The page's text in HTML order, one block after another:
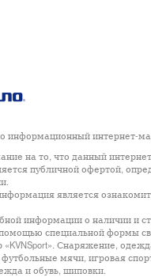
информационный интернет-
на то, что данный
публичной офертой,
является
информации о наличии и
специальной формы
Снаряжение,
мячи, игровая
и обувь, шиповки.